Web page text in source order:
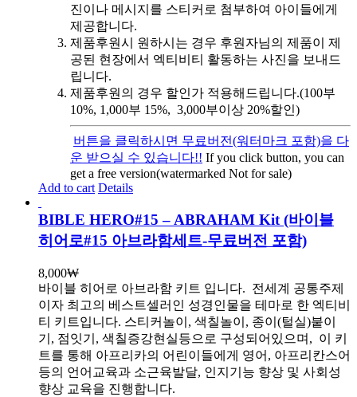
진이나 메시지를 스티커로 첨부하여 아이들에게
제공합니다.
제품후원시 원하시는 경우 후원자님의 제품이 제
공된 현장에서 엑티비티 활동하는 사진을 보내드
립니다.
제품후원의 경우 할인가 적용해드립니다.(100부
10%, 1,000부 15%, 3,000부이상 20%할인)
버튼을 클릭하시면 무료버전(워터마크 포함)을 다
운 받으실 수 있습니다!! If you click button, you can
get a free version(watermarked Not for sale)
Add to cart Details
BIBLE HERO#15 – ABRAHAM Kit (바이블
히어로#15 아브라함세트-무료버전 포함)
8,000₩
바이블 히어로 아브라함 키트 입니다. 전세계 공통주제
이자 최고의 베스트셀러인 성경인물을 테마로 한 엑티비
티 키트입니다. 스티커놀이, 색칠놀이, 종이(털실)붙이
기, 점잇기, 색칠증강현실등으로 구성되어있으며, 이 키
트를 통해 아프리카의 어린이들에게 영어, 아프리칸스어
등의 언어교육과 소근육발달, 인지기능 향상 및 사회성
향상 교육을 진행합니다.